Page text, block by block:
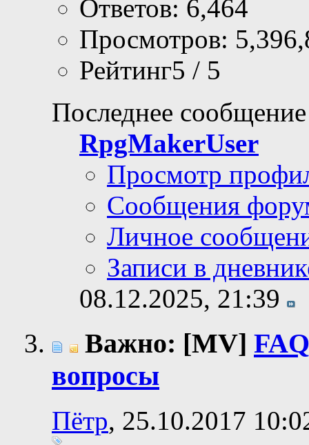
Ответов: 6,464
Просмотров:
Рейтинг5 / 5
Последнее
RpgMakerUser
Просмотр
Сообщения
Личное
Записи в
08.12.2025, 21:39
Важно: [MV]
вопросы
Пётр, 25.10.2017